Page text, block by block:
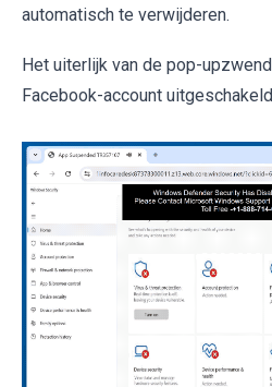
automatisch te verwijderen.
Het uiterlijk van de pop-
Facebook-account